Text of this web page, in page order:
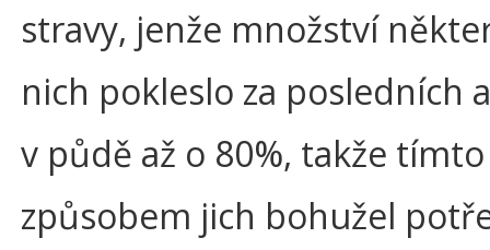
stravy, jenže množství
nich pokleslo za posledních
v půdě až o 80%, takže tímto
způsobem jich bohužel